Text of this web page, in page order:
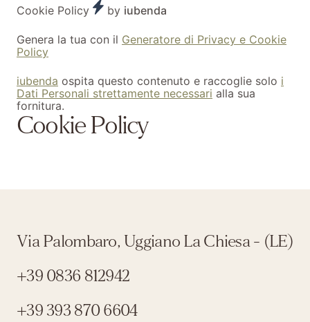
Cookie Policy by iubenda
Genera la tua con il Generatore di Privacy e Cookie
Policy
iubenda ospita questo contenuto e raccoglie solo i
Dati Personali strettamente necessari alla sua
fornitura.
Cookie Policy
Via Palombaro, Uggiano La Chiesa - (LE)
+39 0836 812942
+39 393 870 6604